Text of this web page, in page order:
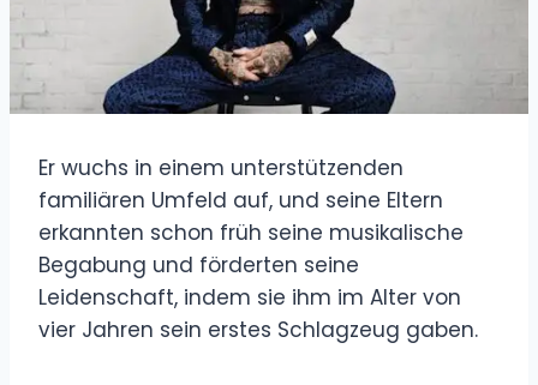
Er wuchs in einem unterstützenden
familiären Umfeld auf, und seine Eltern
erkannten schon früh seine musikalische
Begabung und förderten seine
Leidenschaft, indem sie ihm im Alter von
vier Jahren sein erstes Schlagzeug gaben.